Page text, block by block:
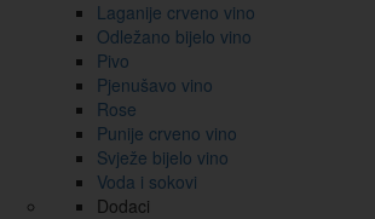
Laganije crveno vino
Odležano bijelo vino
Pivo
Pjenušavo vino
Rose
Punije crveno vino
Svježe bijelo vino
Voda i sokovi
Dodaci